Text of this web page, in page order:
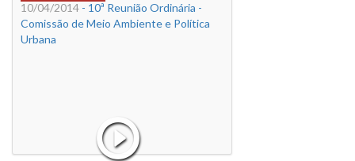
10/04/2014 - 10ª Reunião Ordinária -
Comissão de Meio Ambiente e Política
Urbana